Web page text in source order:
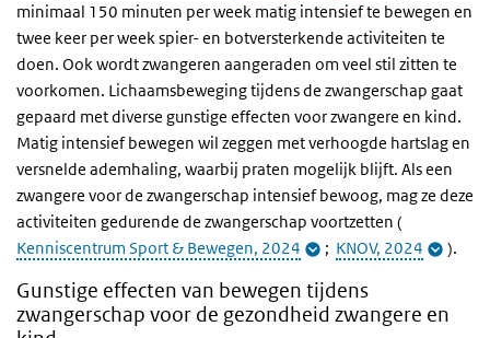
minimaal 150 minuten per week matig intensief te bewegen en
twee keer per week spier- en botversterkende activiteiten te
doen. Ook wordt zwangeren aangeraden om veel stil zitten te
voorkomen. Lichaamsbeweging tijdens de zwangerschap gaat
gepaard met diverse gunstige effecten voor zwangere en kind.
Matig intensief bewegen wil zeggen met verhoogde hartslag en
versnelde ademhaling, waarbij praten mogelijk blijft. Als een
zwangere voor de zwangerschap intensief bewoog, mag ze deze
activiteiten gedurende de zwangerschap voortzetten (
Kenniscentrum Sport & Bewegen, 2024
; KNOV, 2024 ).
Gunstige effecten van bewegen tijdens
zwangerschap voor de gezondheid zwangere en